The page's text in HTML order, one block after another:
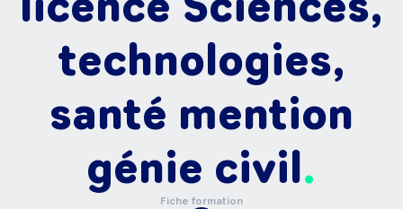
technologies,
santé mention
génie civil
Fiche formation